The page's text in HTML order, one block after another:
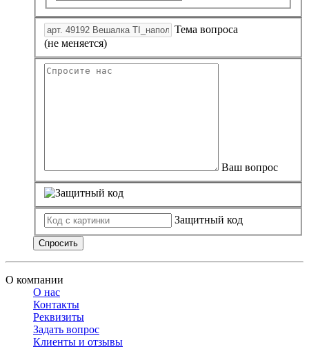
Тема вопроса
(не меняется)
Ваш вопрос
Защитный код
Спросить
О компании
О нас
Контакты
Реквизиты
Задать вопрос
Клиенты и отзывы